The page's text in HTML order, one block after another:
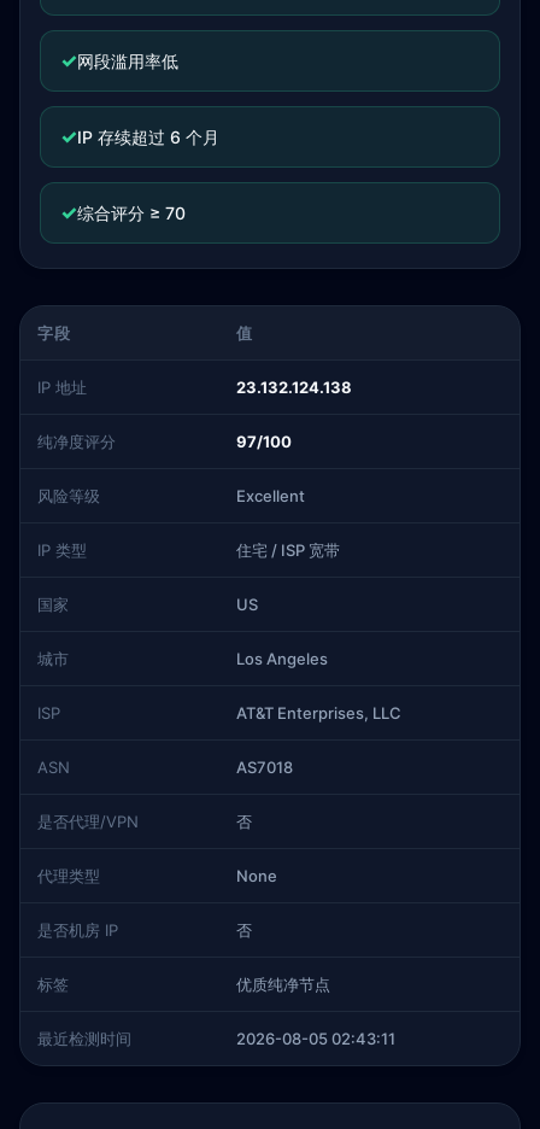
✓网段滥用率低
✓IP 存续超过 6 个月
✓综合评分 ≥ 70
字段 值
IP 地址 23.132.124.138
纯净度评分 97/100
风险等级 Excellent
IP 类型 住宅 / ISP 宽带
国家 US
城市 Los Angeles
ISP AT&T Enterprises, LLC
ASN AS7018
是否代理/VPN 否
代理类型 None
是否机房 IP 否
标签 优质纯净节点
最近检测时间 2026-08-05 02:43:11